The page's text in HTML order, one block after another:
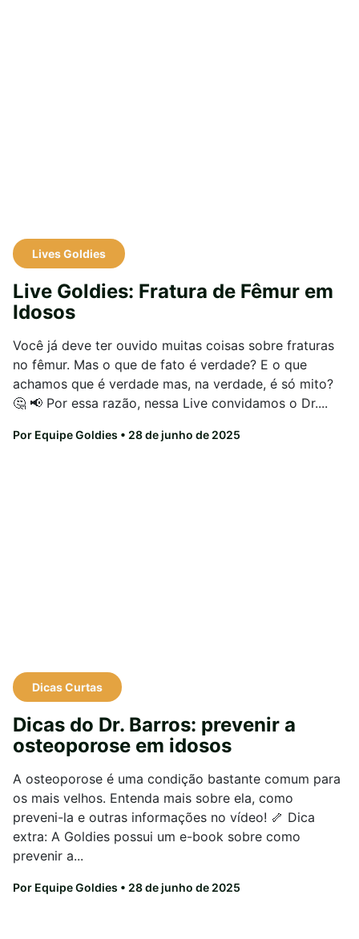
Lives Goldies
Live Goldies: Fratura de Fêmur em
Idosos
Você já deve ter ouvido muitas coisas sobre fraturas
no fêmur. Mas o que de fato é verdade? E o que
achamos que é verdade mas, na verdade, é só mito?
🤔 📢 Por essa razão, nessa Live convidamos o Dr....
Por Equipe Goldies • 28 de junho de 2025
Dicas Curtas
Dicas do Dr. Barros: prevenir a
osteoporose em idosos
A osteoporose é uma condição bastante comum para
os mais velhos. Entenda mais sobre ela, como
preveni-la e outras informações no vídeo! 🦴 Dica
extra: A Goldies possui um e-book sobre como
prevenir a...
Por Equipe Goldies • 28 de junho de 2025